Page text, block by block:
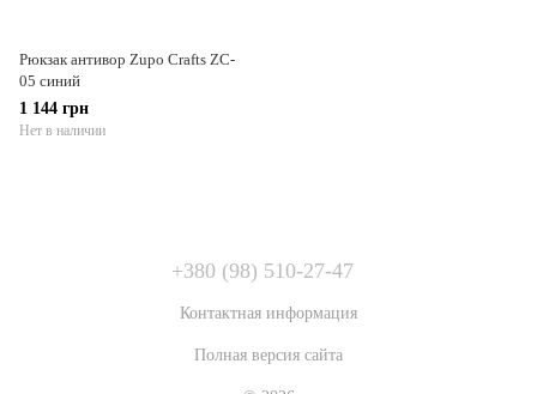
Рюкзак антивор Zupo Crafts ZC-
05 синий
1 144 грн
Нет в наличии
+380 (98) 510-27-47
Контактная информация
Полная версия сайта